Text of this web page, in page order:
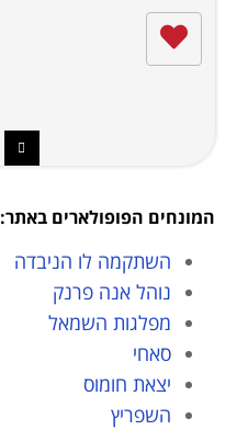
המונחים הפופולארים באתר:
השתקמה לו הניבדה
נוהל אנה פרנק
מפלגות השמאל
סאחי
יצאת חומוס
השפריץ